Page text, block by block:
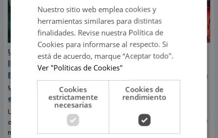
Una Noche de Salsa 15
llega por primera vez al
Estadio San Marcos con
una lluvia cargada de
estrellas de la música
Una Noche de Salsa 15 llegará
al Estadio San Marcos el 27 de
marzo de 2027 con El Gran
Daniela Darcourt cuenta
su verdad tras ser
retirada del escenario en
pleno concierto
La artista aseguró que cumplió
organización perjudicó tanto a
Nuestro sitio web emplea cookies y
herramientas similares para distintas
finalidades. Revise nuestra Política de
Cookies para informarse al respecto. Si
está de acuerdo, marque “Aceptar todo".
Ver "Políticas de Cookies"
Cookies
estrictamente
necesarias
Cookies de
rendimiento